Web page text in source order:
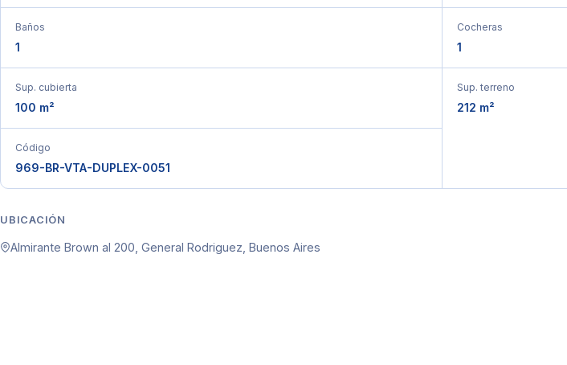
Baños
1
Cocheras
1
Sup. cubierta
100 m²
Sup. terreno
212 m²
Código
969-BR-VTA-DUPLEX-0051
UBICACIÓN
Almirante Brown al 200, General Rodriguez, Buenos Aires